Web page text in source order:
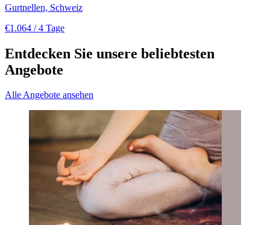
Gurtnellen, Schweiz
€1.064 / 4 Tage
Entdecken Sie unsere beliebtesten
Angebote
Alle Angebote ansehen